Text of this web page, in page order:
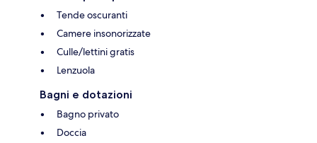
Tende oscuranti
Camere insonorizzate
Culle/lettini gratis
Lenzuola
Bagni e dotazioni
Bagno privato
Doccia